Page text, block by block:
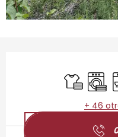
Sábanas y
+ 46